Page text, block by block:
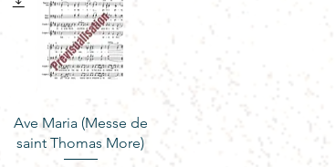
Aperçu rapide
Ave Maria (Messe de
saint Thomas More)